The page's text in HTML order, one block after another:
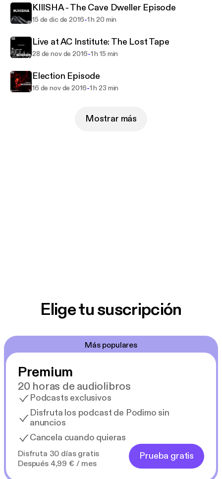
KIIISHA - The Cave Dweller Episode
15 de dic de 2016-1 h 20 min
Live at AC Institute: The Lost Tape
28 de nov de 2016-1 h 15 min
Election Episode
16 de nov de 2016-1 h 23 min
Mostrar más
Elige tu suscripción
Más populares
Premium
20 horas de audiolibros
Podcasts exclusivos
Disfruta los podcast de Podimo sin
anuncios
Cancela cuando quieras
Disfruta 30 días gratis
Después 4,99 € / mes
Prueba gratis